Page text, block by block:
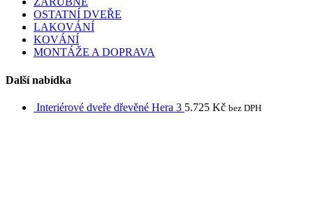
be
chosen
on
the
product
OSTATNÍ DVEŘE
LAKOVÁNÍ
KOVÁNÍ
MONTÁŽE A DOPRAVA
Další nabídka
Interiérové dveře dřevěné Hera 3 5.725 Kč bez DPH